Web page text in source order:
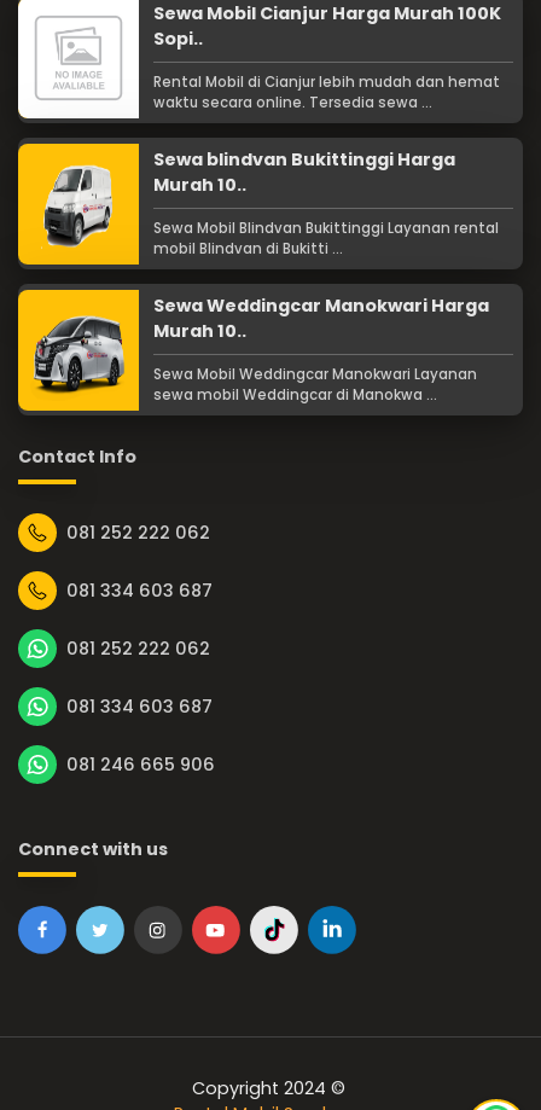
Sewa Mobil Cianjur Harga Murah 100K
Sopi..
Rental Mobil di Cianjur lebih mudah dan hemat
waktu secara online. Tersedia sewa ...
Sewa blindvan Bukittinggi Harga
Murah 10..
Sewa Mobil Blindvan Bukittinggi Layanan rental
mobil Blindvan di Bukitti ...
Sewa Weddingcar Manokwari Harga
Murah 10..
Sewa Mobil Weddingcar Manokwari Layanan
sewa mobil Weddingcar di Manokwa ...
Contact Info
081 252 222 062
081 334 603 687
081 252 222 062
081 334 603 687
081 246 665 906
Connect with us
Copyright 2024 ©